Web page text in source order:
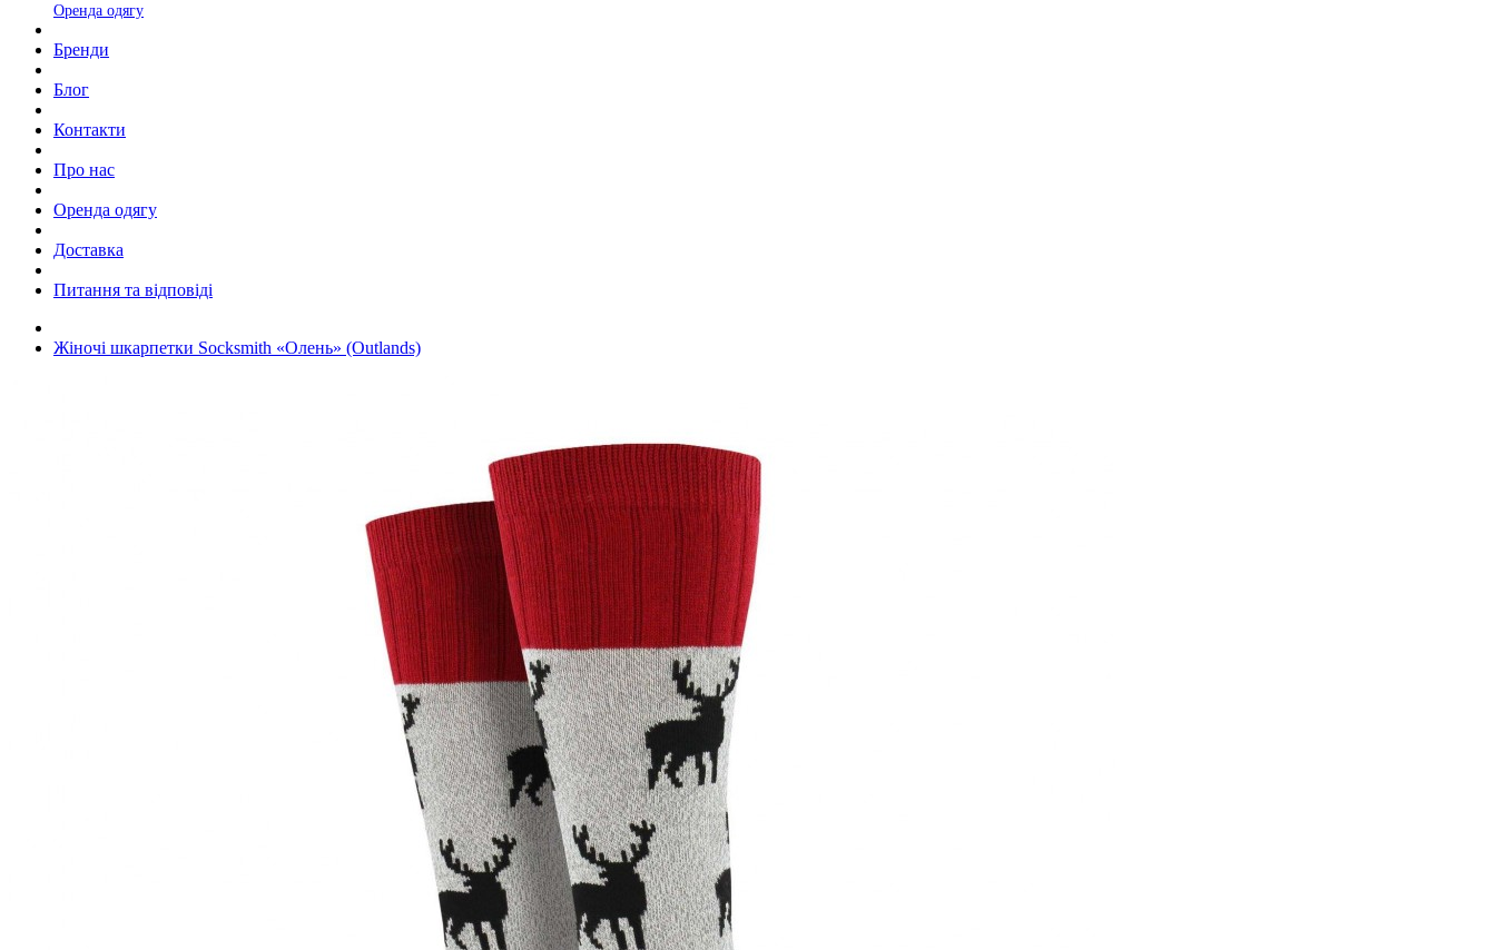
Оренда одягу
Бренди
Блог
Контакти
Про нас
Оренда одягу
Доставка
Питання та відповіді
Жіночі шкарпетки Socksmith «Олень» (Outlands)